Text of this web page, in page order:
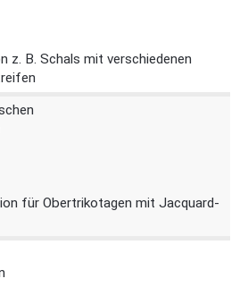
z. B. Schals mit verschiedenen
für Obertrikotagen mit Jacquard-